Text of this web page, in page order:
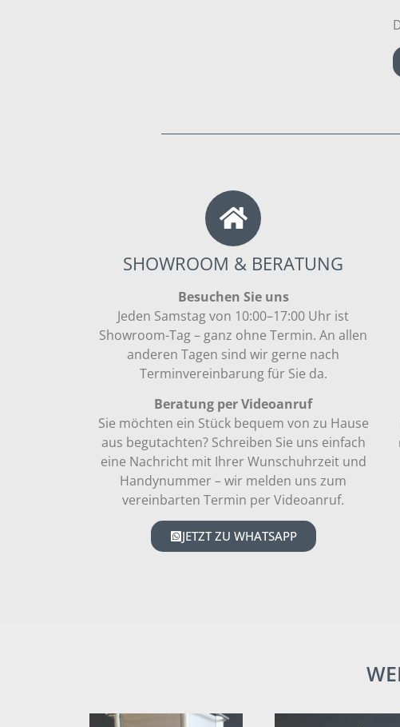
SHOWROOM & BERATUNG
Besuchen Sie uns
Jeden Samstag von 10:00–17:00 Uhr ist
Showroom-Tag – ganz ohne Termin. An allen
anderen Tagen sind wir gerne nach
Terminvereinbarung für Sie da.
Beratung per Videoanruf
Sie möchten ein Stück bequem von zu Hause
aus begutachten? Schreiben Sie uns einfach
eine Nachricht mit Ihrer Wunschuhrzeit und
Handynummer – wir melden uns zum
vereinbarten Termin per Videoanruf.
JETZT ZU WHATSAPP